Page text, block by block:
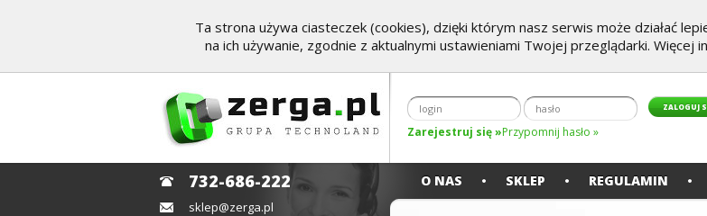
Ta strona używa ciasteczek (cookies), dzięki którym nasz serwis może działać
na ich używanie, zgodnie z aktualnymi ustawieniami Twojej przeglądarki. Więcej
Zarejestruj się »Przypomnij hasło »
732-686-222
sklep@zerga.pl
O NAS SKLEP REGULAMIN